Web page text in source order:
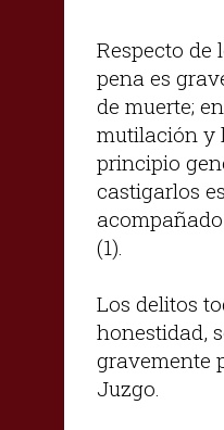
Respecto de
pena es
de muerte;
mutilación y
principio
castigarlos
(1).
Los delitos
honestidad,
gravemente
Juzgo.